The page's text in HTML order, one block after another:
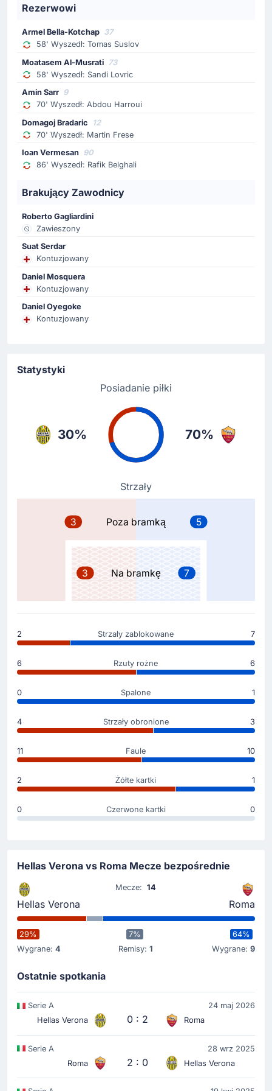
Zmiana. Z boiska schodzi Martin Frese, a wchodzi
70'
Zmiana zawodnika
Abdou Harroui
Amin Sarr
Zmiana w zespole Hellas Verona. Boisko opuszcza
Abdou Harroui, wchodzi Amin Sarr.
58'
Zmiana zawodnika
Sandi Lovric
Hellas Verona: schodzi Sandi Lovric, za niego zagra
58'
Zmiana zawodnika
Tomáš Suslov
Armel Bella-Kotchap
Armel Bella-Kotchap zmienia Tomáš Suslov na Stadio
Marcantonio Bentegodi.
AS Roma wychodzą na prowadzenie. Aktualny wynik
spotkania to 0 - 1 na korzyść zespołu AS Roma.
Paulo Dybala zalicza asystę przy bramce na 0 - 1.
Zmiana zawodnika
Ziolkowski.
Zmiana zawodnika
Niccolo Pisilli
Neil El Aynaoui
Żółta kartka
Hellas Verona: żółtka kartka dla Sandi Lovric.
35'
Nicolas Valentini
Rozpoczecie spotkania
Rezerwowi
Armel Bella-Kotchap 37
58' Wyszedł: Tomas Suslov
Moatasem Al-Musrati 73
58' Wyszedł: Sandi Lovric
Amin Sarr 9
70' Wyszedł: Abdou Harroui
Domagoj Bradaric
12
70' Wyszedł: Martin Frese
Ioan Vermesan 90
86' Wyszedł: Rafik Belghali
Brakujący Zawodnicy
Roberto Gagliardini
Zawieszony
Suat Serdar
Kontuzjowany
Daniel Mosquera
Kontuzjowany
Daniel Oyegoke
Kontuzjowany
Statystyki
Posiadanie piłki
30% 70%
Strzały
3 Poza bramką 5
3 Na bramkę 7
2 Strzały zablokowane 7
6 Rzuty rożne 6
0 Spalone 1
4 Strzały obronione 3
11 Faule 10
2 Żółte kartki 1
0 Czerwone kartki 0
Hellas Verona vs Roma Mecze bezpośrednie
Hellas Verona
Mecze:14
Roma
29%
Wygrane: 4
7%
Remisy:1
64%
Wygrane: 9
Ostatnie spotkania
Serie A
24 maj 2026
Hellas Verona
0 : 2 Roma
Serie A
28 wrz 2025
Roma
2 : 0 Hellas Verona